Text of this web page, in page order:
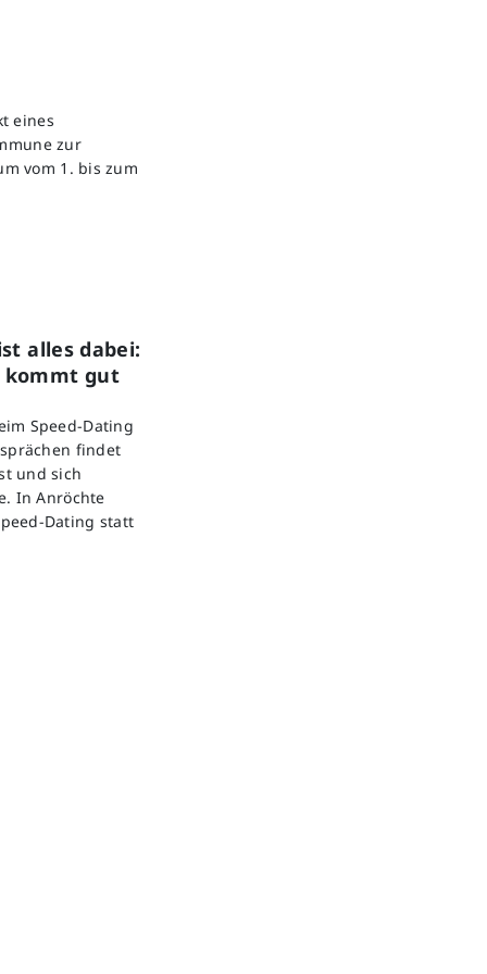
eines
zur
vom 1. bis zum
alles dabei:
kommt gut
Speed-Dating
findet
und sich
In Anröchte
Dating statt